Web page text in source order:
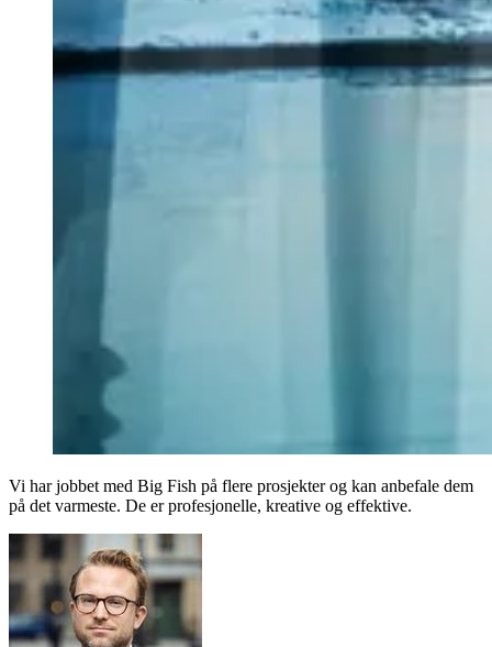
Vi har jobbet med Big Fish på flere prosjekter og kan anbefale dem
på det varmeste. De er profesjonelle, kreative og effektive.